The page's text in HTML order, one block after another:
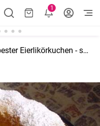
1
Weltbester Eierlikörkuchen - super saftig und lecker